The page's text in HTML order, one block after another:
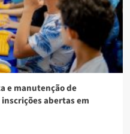
e manutenção de
abertas em